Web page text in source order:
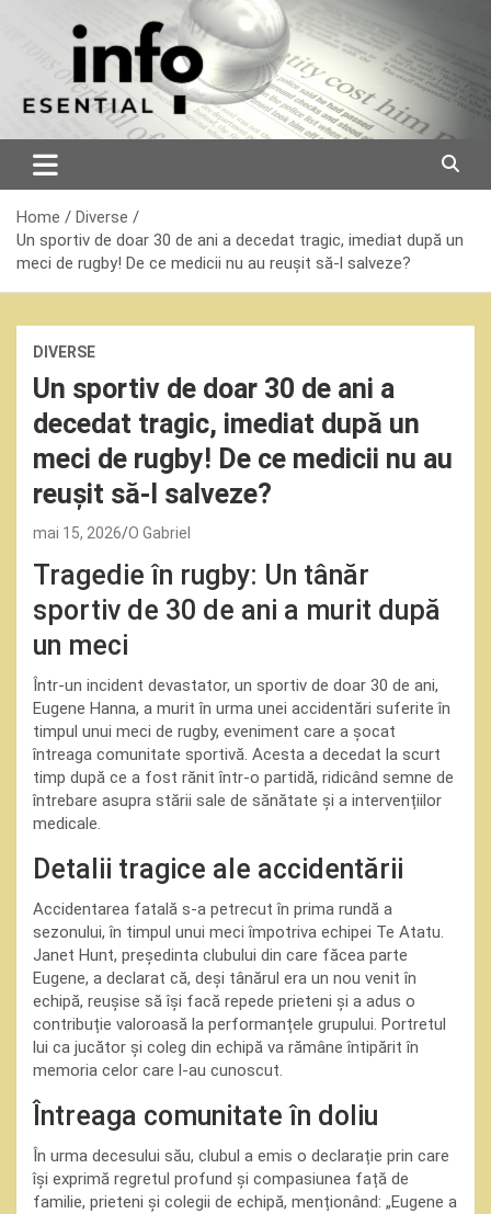
Home
Diverse
Un sportiv de doar 30 de ani a decedat tragic, imediat după un
meci de rugby! De ce medicii nu au reușit să-l salveze?
DIVERSE
Un sportiv de doar 30 de ani a
decedat tragic, imediat după un
meci de rugby! De ce medicii nu au
reușit să-l salveze?
mai 15, 2026 O Gabriel
Tragedie în rugby: Un tânăr
sportiv de 30 de ani a murit după
un meci
Într-un incident devastator, un sportiv de doar 30 de ani,
Eugene Hanna, a murit în urma unei accidentări suferite în
timpul unui meci de rugby, eveniment care a șocat
întreaga comunitate sportivă. Acesta a decedat la scurt
timp după ce a fost rănit într-o partidă, ridicând semne de
întrebare asupra stării sale de sănătate și a intervențiilor
medicale.
Detalii tragice ale accidentării
Accidentarea fatală s-a petrecut în prima rundă a
sezonului, în timpul unui meci împotriva echipei Te Atatu.
Janet Hunt, președinta clubului din care făcea parte
Eugene, a declarat că, deși tânărul era un nou venit în
echipă, reușise să își facă repede prieteni și a adus o
contribuție valoroasă la performanțele grupului. Portretul
lui ca jucător și coleg din echipă va rămâne întipărit în
memoria celor care l-au cunoscut.
Întreaga comunitate în doliu
În urma decesului său, clubul a emis o declarație prin care
își exprimă regretul profund și compasiunea față de
familie, prieteni și colegii de echipă, menționând: „Eugene a